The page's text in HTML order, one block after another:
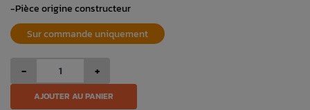
-Pièce origine constructeur
Sur commande uniquement
- +
AJOUTER AU PANIER